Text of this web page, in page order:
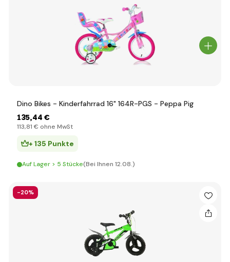
Dino Bikes - Kinderfahrrad 16" 164R-PGS - Peppa Pig
135,44 €
113,81 € ohne MwSt
+ 135 Punkte
Auf Lager > 5 Stücke(Bei Ihnen 12.08.)
-20%